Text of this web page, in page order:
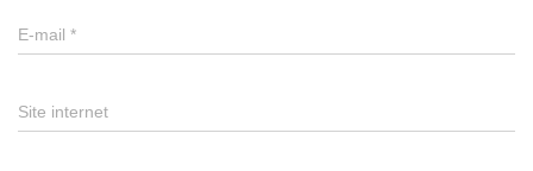
E-mail *
Site internet